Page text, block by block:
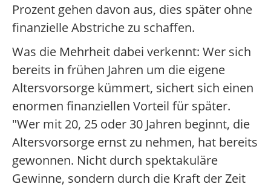
Prozent gehen davon aus, dies später ohne
finanzielle Abstriche zu schaffen.
Was die Mehrheit dabei verkennt: Wer sich
bereits in frühen Jahren um die eigene
Altersvorsorge kümmert, sichert sich einen
enormen finanziellen Vorteil für später.
"Wer mit 20, 25 oder 30 Jahren beginnt, die
Altersvorsorge ernst zu nehmen, hat bereits
gewonnen. Nicht durch spektakuläre
Gewinne, sondern durch die Kraft der Zeit